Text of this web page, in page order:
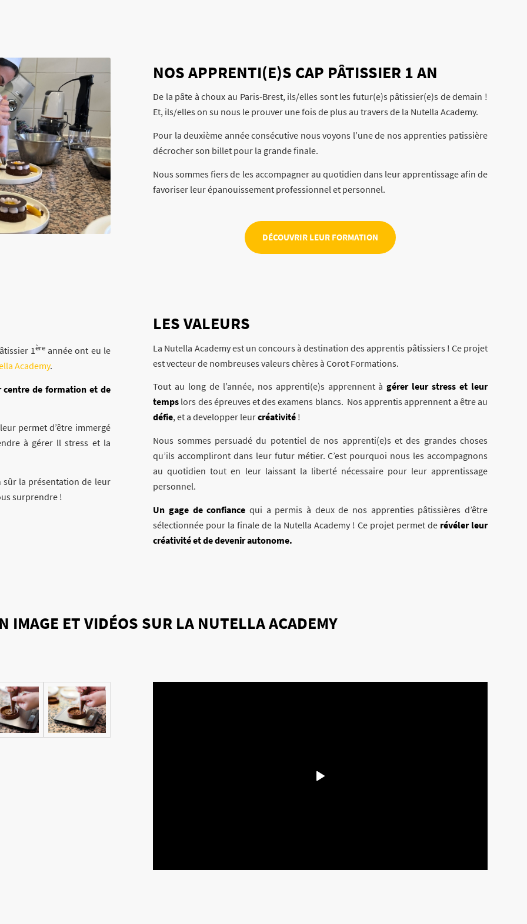
NOS APPRENTI(E)S CAP PÂTISSIER 1 AN
De la pâte à choux au Paris-Brest, ils/elles sont les futur(e)s pâtissier(e)s de demain !
Et, ils/elles on su nous le prouver une fois de plus au travers de la Nutella Academy.
Pour la deuxième année consécutive nous voyons l’une de nos apprenties patissière
décrocher son billet pour la grande finale.
Nous sommes fiers de les accompagner au quotidien dans leur apprentissage afin de
favoriser leur épanouissement professionnel et personnel.
DÉCOUVRIR LEUR FORMATION
1ère année ont eu le
Academy.
de formation et de
permet d’être immergé
à gérer ll stress et la
sûr la présentation de leur
surprendre !
LES VALEURS
La Nutella Academy est un concours à destination des apprentis pâtissiers ! Ce projet
est vecteur de nombreuses valeurs chères à Corot Formations.
Tout au long de l’année, nos apprenti(e)s apprennent àgérer leur stress et leur
temps lors des épreuves et des examens blancs. Nos apprentis apprennent a être au
défie, et a developper leurcréativité !
Nous sommes persuadé du potentiel de nos apprenti(e)s et des grandes choses
qu’ils accompliront dans leur futur métier. C’est pourquoi nous les accompagnons
au quotidien tout en leur laissant la liberté nécessaire pour leur apprentissage
personnel.
Un gage de confiance qui a permis à deux de nos apprenties pâtissières d’être
sélectionnée pour la finale de la Nutella Academy ! Ce projet permet de révéler leur
créativité et de devenir autonome.
IMAGE ET VIDÉOS SUR LA NUTELLA ACADEMY